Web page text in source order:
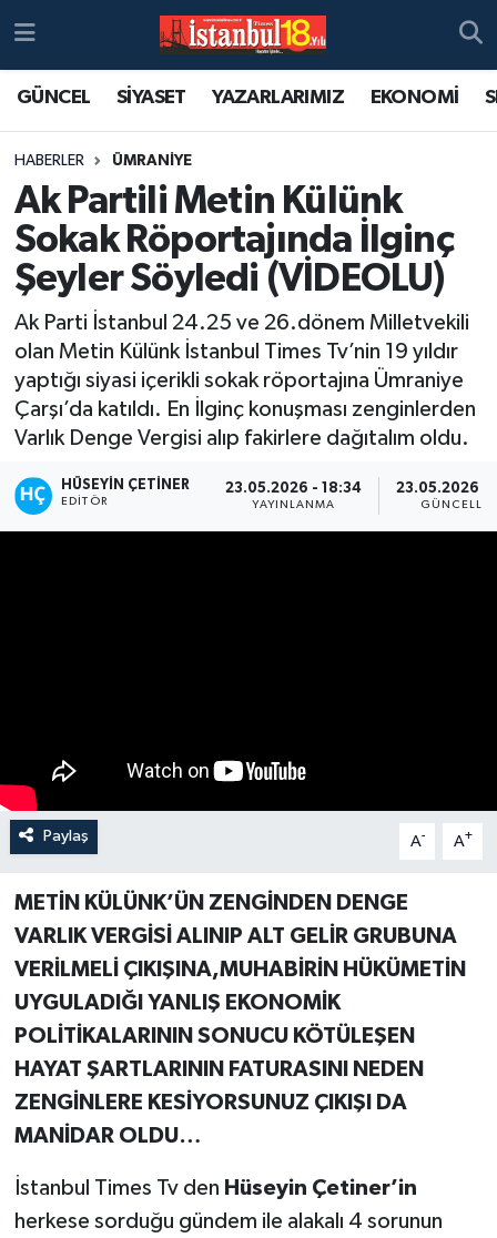
GÜNCEL SİYASET YAZARLARIMIZ EKONOMİ
HABERLER ÜMRANİYE
Ak Partili Metin Külünk
Sokak Röportajında İlginç
Şeyler Söyledi (VİDEOLU)
Ak Parti İstanbul 24.25 ve 26.dönem Milletvekili
olan Metin Külünk İstanbul Times Tv’nin 19 yıldır
yaptığı siyasi içerikli sokak röportajına Ümraniye
Çarşı’da katıldı. En İlginç konuşması zenginlerden
Varlık Denge Vergisi alıp fakirlere dağıtalım oldu.
HÜSEYIN ÇETINER
EDITÖR
23.05.2026 - 18:34
YAYINLANMA
23.05.2026 -
Paylaş A- A+
METİN KÜLÜNK’ÜN ZENGİNDEN DENGE
VARLIK VERGİSİ ALINIP ALT GELİR GRUBUNA
VERİLMELİ ÇIKIŞINA,MUHABİRİN HÜKÜMETİN
UYGULADIĞI YANLIŞ EKONOMİK
POLİTİKALARININ SONUCU KÖTÜLEŞEN
HAYAT ŞARTLARININ FATURASINI NEDEN
ZENGİNLERE KESİYORSUNUZ ÇIKIŞI DA
MANİDAR OLDU…
İstanbul Times Tv den Hüseyin Çetiner’in
herkese sorduğu gündem ile alakalı 4 sorunun